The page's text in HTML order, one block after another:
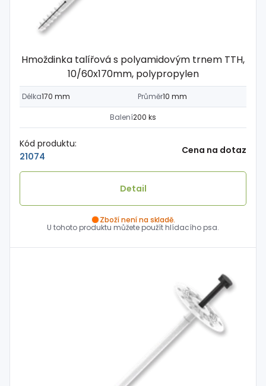
Hmoždinka talířová s polyamidovým trnem TTH,
10/60x170mm, polypropylen
Délka170 mm Průměr10 mm
Balení200 ks
Kód produktu:
21074
Cena na dotaz
Detail
Zboží není na skladě.
U tohoto produktu můžete použít hlídacího psa.